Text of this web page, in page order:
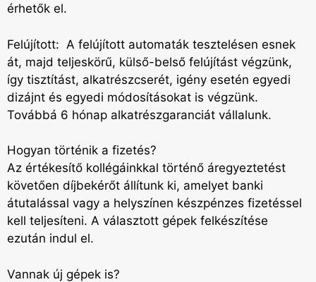
érhetők el.
Felújított: A felújított automaták tesztelésen esnek
át, majd teljeskörű, külső-belső felújítást végzünk,
így tisztítást, alkatrészcserét, igény esetén egyedi
dizájnt és egyedi módosításokat is végzünk.
Továbbá 6 hónap alkatrészgaranciát vállalunk.
Hogyan történik a fizetés?
Az értékesítő kollégáinkkal történő áregyeztetést
követően díjbekérőt állítunk ki, amelyet banki
átutalással vagy a helyszínen készpénzes fizetéssel
kell teljesíteni. A választott gépek felkészítése
ezután indul el.
Vannak új gépek is?